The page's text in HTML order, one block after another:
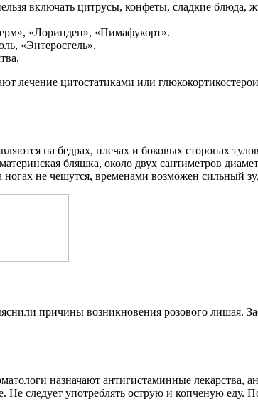
включать цитрусы, конфеты, сладкие блюда,
«Лоринден», «Пимафукорт».
«Энтеросгель».
лечение цитостатиками или
на бедрах, плечах и боковых сторонах
бляшка, около двух сантиметров
ногах не чешутся, временами возможен сильный
причины возникновения розового лишая.
назначают антигистаминные
следует употреблять острую и копченую еду.